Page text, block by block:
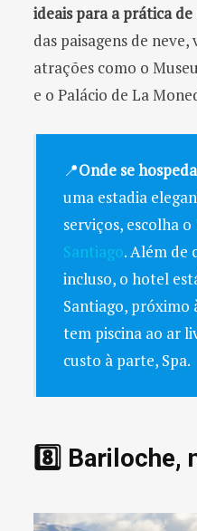
ideais para a prática
das paisagens de
atrações como o
e o Palácio de La
📍Onde se
uma estadia
serviços, escolha o
Santiago. Além de
incluso, o hotel
Santiago, próximo
tem piscina ao ar
custo à parte, Spa.
8️⃣ Bariloche,